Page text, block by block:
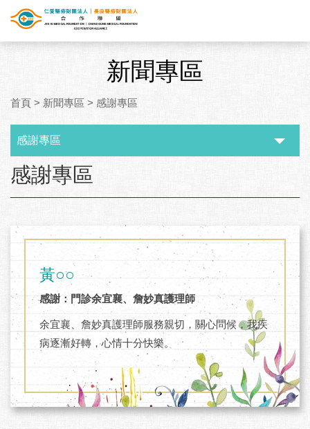
新聞專區
首頁 > 新聞專區 > 感謝專區
感謝專區
感謝專區
黃○○
感謝：門診余宜襄、詹妙真護理師
余宜襄、詹妙真護理師服務親切，關心問候，我疾
病逐漸好轉，心情十分快樂。